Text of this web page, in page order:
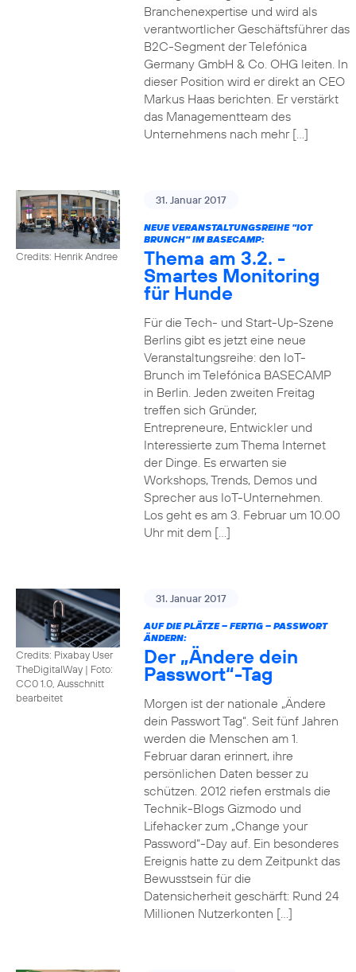
Branchenexpertise und wird als
verantwortlicher Geschäftsführer das
B2C-Segment der Telefónica
Germany GmbH & Co. OHG leiten. In
dieser Position wird er direkt an CEO
Markus Haas berichten. Er verstärkt
das Managementteam des
Unternehmens nach mehr […]
Credits: Henrik Andree
31. Januar 2017
NEUE VERANSTALTUNGSREIHE "IOT
BRUNCH" IM BASECAMP:
Thema am 3.2. -
Smartes Monitoring
für Hunde
Für die Tech- und Start-Up-Szene
Berlins gibt es jetzt eine neue
Veranstaltungsreihe: den IoT-
Brunch im Telefónica BASECAMP
in Berlin. Jeden zweiten Freitag
treffen sich Gründer,
Entrepreneure, Entwickler und
Interessierte zum Thema Internet
der Dinge. Es erwarten sie
Workshops, Trends, Demos und
Sprecher aus IoT-Unternehmen.
Los geht es am 3. Februar um 10.00
Uhr mit dem […]
Credits: Pixabay User
TheDigitalWay | Foto:
CC0 1.0, Ausschnitt
bearbeitet
31. Januar 2017
AUF DIE PLÄTZE – FERTIG – PASSWORT
ÄNDERN:
Der „Ändere dein
Passwort“-Tag
Morgen ist der nationale „Ändere
dein Passwort Tag“. Seit fünf Jahren
werden die Menschen am 1.
Februar daran erinnert, ihre
persönlichen Daten besser zu
schützen. 2012 riefen erstmals die
Technik-Blogs Gizmodo und
Lifehacker zum „Change your
Password“-Day auf. Ein besonderes
Ereignis hatte zu dem Zeitpunkt das
Bewusstsein für die
Datensicherheit geschärft: Rund 24
Millionen Nutzerkonten […]